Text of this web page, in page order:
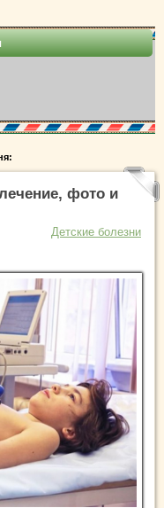
фото и
Детские болезни